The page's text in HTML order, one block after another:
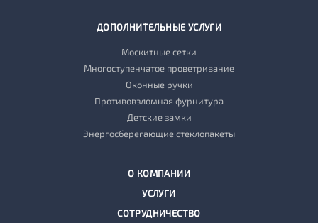
ДОПОЛНИТЕЛЬНЫЕ УСЛУГИ
Москитные сетки
Многоступенчатое проветривание
Оконные ручки
Противовзломная фурнитура
Детские замки
Энергосберегающие стеклопакеты
О КОМПАНИИ
УСЛУГИ
СОТРУДНИЧЕСТВО